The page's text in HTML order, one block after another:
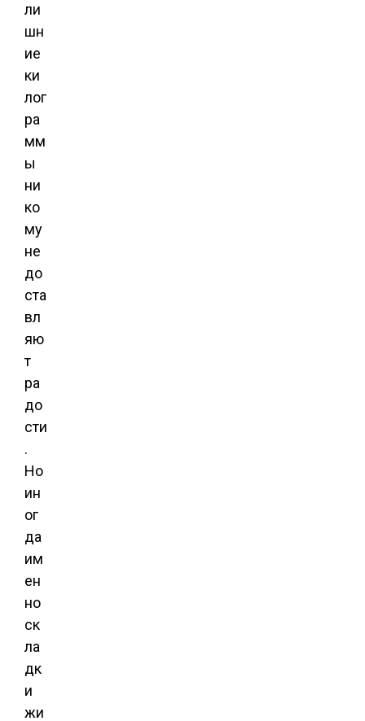
ли
шн
ие
ки
лог
ра
мм
ы
ни
ко
му
не
до
ста
вл
яю
т
ра
до
сти
.
Но
ин
ог
да
им
ен
но
ск
ла
дк
и
жи